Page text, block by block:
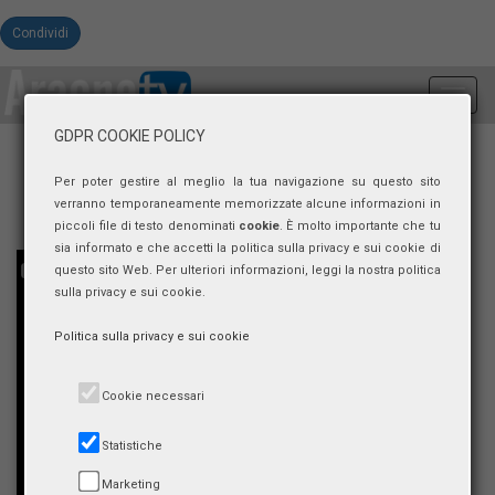
Condividi
GDPR COOKIE POLICY
Per poter gestire al meglio la tua navigazione su questo sito
verranno temporaneamente memorizzate alcune informazioni in
piccoli file di testo denominati cookie. È molto importante che tu
sia informato e che accetti la politica sulla privacy e sui cookie di
questo sito Web. Per ulteriori informazioni, leggi la nostra politica
sulla privacy e sui cookie.
Politica sulla privacy e sui cookie
Cookie necessari
Statistiche
Marketing